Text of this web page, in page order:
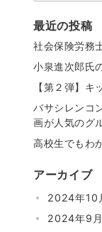
最近の投稿
社会保険労務
小泉進次郎氏
【第２弾】キ
バサシレンコ
画が人気のグ
高校生でもわ
アーカイブ
2024年10
2024年9月